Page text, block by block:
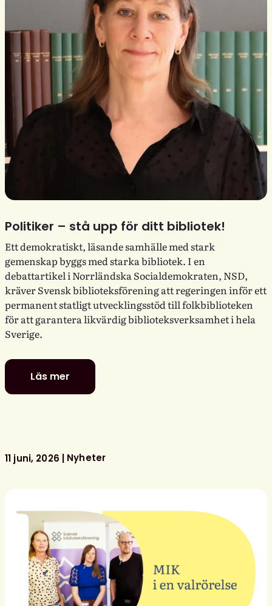
Politiker – stå upp för ditt bibliotek!
Ett demokratiskt, läsande samhälle med stark
gemenskap byggs med starka bibliotek. I en
debattartikel i Norrländska Socialdemokraten, NSD,
kräver Svensk biblioteksförening att regeringen inför ett
permanent statligt utvecklingsstöd till folkbiblioteken
för att garantera likvärdig biblioteksverksamhet i hela
Sverige.
Läs mer
Politiker
–
ditt
11 juni, 2026 Nyheter